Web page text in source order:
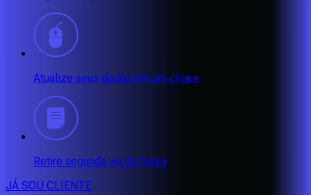
Atualize seus dados em um clique
Retire segunda via da fatura
JÁ SOU CLIENTE